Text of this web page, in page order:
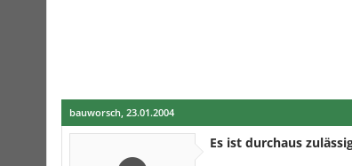
bauworsch, 23.01.2004
Es ist durchaus